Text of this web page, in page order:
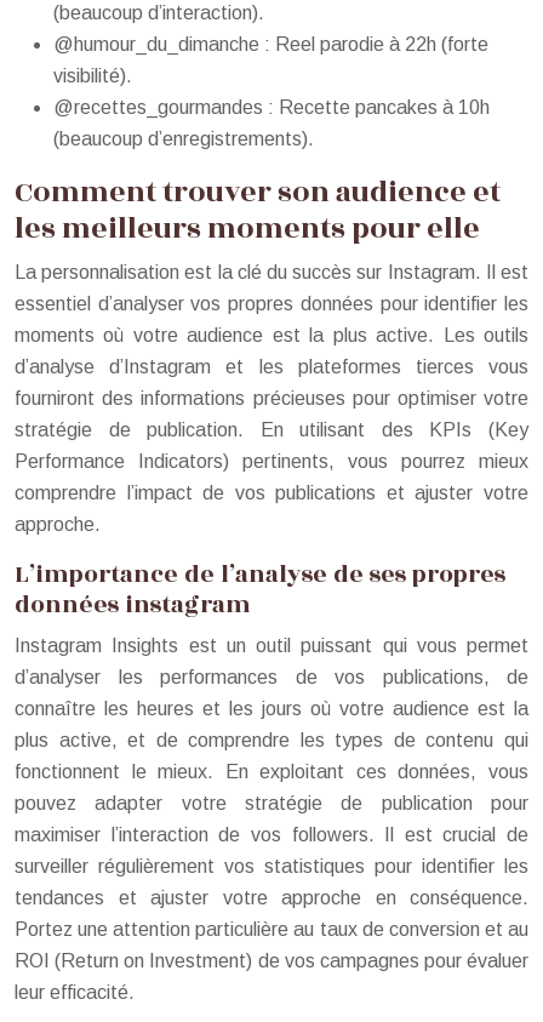
(beaucoup d’interaction).
@humour_du_dimanche : Reel parodie à 22h (forte
visibilité).
@recettes_gourmandes : Recette pancakes à 10h
(beaucoup d’enregistrements).
Comment trouver son audience et
les meilleurs moments pour elle
La personnalisation est la clé du succès sur Instagram. Il est
essentiel d’analyser vos propres données pour identifier les
moments où votre audience est la plus active. Les outils
d’analyse d’Instagram et les plateformes tierces vous
fourniront des informations précieuses pour optimiser votre
stratégie de publication. En utilisant des KPIs (Key
Performance Indicators) pertinents, vous pourrez mieux
comprendre l’impact de vos publications et ajuster votre
approche.
L’importance de l’analyse de ses propres
données instagram
Instagram Insights est un outil puissant qui vous permet
d’analyser les performances de vos publications, de
connaître les heures et les jours où votre audience est la
plus active, et de comprendre les types de contenu qui
fonctionnent le mieux. En exploitant ces données, vous
pouvez adapter votre stratégie de publication pour
maximiser l’interaction de vos followers. Il est crucial de
surveiller régulièrement vos statistiques pour identifier les
tendances et ajuster votre approche en conséquence.
Portez une attention particulière au taux de conversion et au
ROI (Return on Investment) de vos campagnes pour évaluer
leur efficacité.